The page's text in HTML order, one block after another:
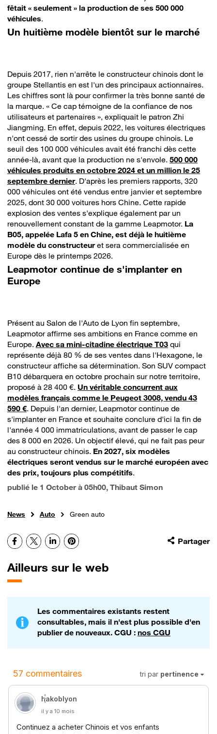
fêtait « seulement » la production de ses 500 000
véhicules.
Un huitième modèle bientôt sur le marché
Depuis 2017, rien n'arrête le constructeur chinois dont le
groupe Stellantis en est l'un des principaux actionnaires.
Les chiffres sont là pour confirmer la très bonne santé de
la marque. « Ce cap témoigne de la confiance de nos
utilisateurs et partenaires », expliquait le patron Zhi
Jiangming. En effet, depuis 2022, les voitures électriques
n'ont cessé de sortir des usines du groupe chinois. Le
seuil des 100 000 véhicules avait été franchi dès cette
année-là, avant que la production ne s'envole. 500 000
véhicules produits en octobre 2024 et un million le 25
septembre dernier. D'après les premiers rapports, 320
000 véhicules ont été vendus entre janvier et septembre
2025, dont 30 000 voitures hors Chine. Cette rapide
explosion des ventes s'explique également par un
renouvellement constant de la gamme Leapmotor. La
B05, appelée Lafa 5 en Chine, est déjà le huitième
modèle du constructeuret sera commercialisée en
Europe dès le printemps 2026.
Leapmotor continue de s'implanter en
Europe
Présent au Salon de l'Auto de Lyon fin septembre,
Leapmotor affirme ses ambitions en France comme en
Europe. Avec sa mini-citadine électrique T03 qui
représente déjà 80 % de ses ventes dans l'Hexagone, le
constructeur affiche sa détermination. Son SUV compact
B10 débarquera en octobre prochain sur notre territoire,
proposé à 28 400 €. Un véritable concurrent aux
modèles français comme le Peugeot 3008, vendu 43
590 €. Depuis l'an dernier, Leapmotor continue de
s'implanter en France et souhaite conclure d'ici la fin de
l'année 4 000 immatriculations, avant de passer le cap
des 8 000 en 2026. Un objectif élevé, qui ne fait pas peur
au constructeur chinois. En 2027, six modèles
électriques seront vendus sur le marché européen avec
des prix, toujours plus compétitifs.
publié le 1 October à 05h00, Thibaut Simon
News Auto Green auto
Partager
Facebook
X LinkedInPinterest
Ailleurs sur le web
Les commentaires existants restent
consultables, mais il n'est plus possible d'en
publier de nouveaux. CGU : nos CGU